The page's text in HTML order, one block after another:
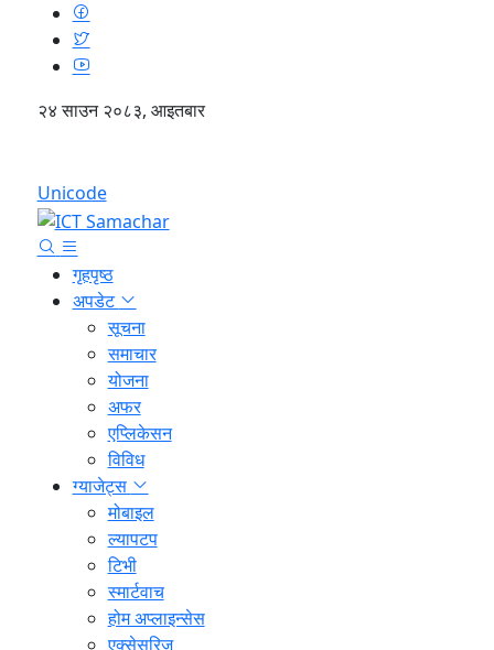
२४ साउन २०८३, आइतबार
Unicode
गृहपृष्ठ
अपडेट
सूचना
समाचार
योजना
अफर
एप्लिकेसन
विविध
ग्याजेट्स
मोबाइल
ल्यापटप
टिभी
स्मार्टवाच
होम अप्लाइन्सेस
एक्सेसरिज